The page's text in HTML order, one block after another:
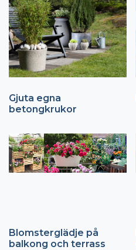
Gjuta egna
betongkrukor
Blomsterglädje på
balkong och terrass